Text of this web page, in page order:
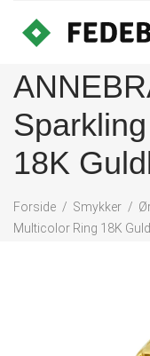
18K
Forside Smykker
Multicolor Ring 18K